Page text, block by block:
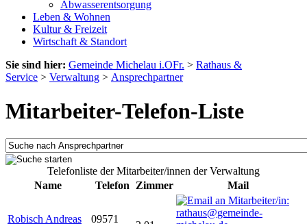
Abwasserentsorgung
Leben & Wohnen
Kultur & Freizeit
Wirtschaft & Standort
Sie sind hier: Gemeinde Michelau i.OFr. > Rathaus &
Service > Verwaltung > Ansprechpartner
Mitarbeiter-Telefon-Liste
Telefonliste der Mitarbeiter/innen der Verwaltung
Name
Telefon Zimmer Mail
Robisch Andreas
09571